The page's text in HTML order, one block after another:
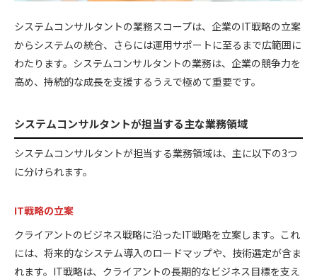
システムコンサルタントの業務スコープは、企業のIT戦略の立案
からシステムの統合、さらには運用サポートに至るまで広範囲に
わたります。システムコンサルタントの業務は、企業の競争力を
高め、持続的な成長を支援するうえで極めて重要です。
システムコンサルタントが担当する主な業務領域
システムコンサルタントが担当する業務領域は、主に以下の3つ
に分けられます。
IT戦略の立案
クライアントのビジネス戦略に沿ったIT戦略を立案します。これ
には、将来的なシステム導入のロードマップや、技術選定が含ま
れます。IT戦略は、クライアントの長期的なビジネス目標を支え